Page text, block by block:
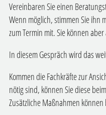
Vereinbaren Sie einen
Wenn möglich, stimmen Sie ihn
zum Termin mit. Sie können
In diesem Gespräch wird das
Kommen die Fachkräfte zur
nötig sind, können Sie diese
Zusätzliche Maßnahmen